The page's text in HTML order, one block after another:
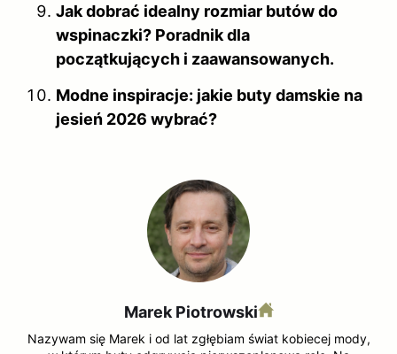
Jak dobrać idealny rozmiar butów do
wspinaczki? Poradnik dla
początkujących i zaawansowanych.
Modne inspiracje: jakie buty damskie na
jesień 2026 wybrać?
Marek Piotrowski
Nazywam się Marek i od lat zgłębiam świat kobiecej mody,